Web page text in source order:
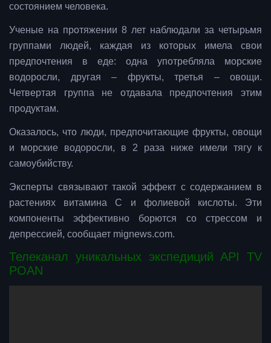
состоянием человека.
Ученые на протяжении 8 лет наблюдали за четырьмя
группами людей, каждая из которых имела свои
предпочтения в еде: одна употребляла морские
водоросли, другая – фрукты, третья – овощи.
Четвертая группа не отдавала предпочтения этим
продуктам.
Оказалось, что люди, предпочитающие фрукты, овощи
и морские водоросли, в 2 раза ниже имели тягу к
самоубийству.
Эксперты связывают такой эффект с содержанием в
растениях витамина С и фолиевой кислоты. Эти
компоненты эффективно борются со стрессом и
депрессией, сообщает mignews.com.
Телеканал уникальных экспедиций API TV
POAN